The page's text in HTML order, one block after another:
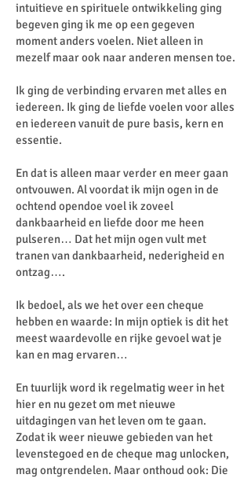
intuitieve en spirituele ontwikkeling ging
begeven ging ik me op een gegeven
moment anders voelen. Niet alleen in
mezelf maar ook naar anderen mensen toe.
Ik ging de verbinding ervaren met alles en
iedereen. Ik ging de liefde voelen voor alles
en iedereen vanuit de pure basis, kern en
essentie.
En dat is alleen maar verder en meer gaan
ontvouwen. Al voordat ik mijn ogen in de
ochtend opendoe voel ik zoveel
dankbaarheid en liefde door me heen
pulseren… Dat het mijn ogen vult met
tranen van dankbaarheid, nederigheid en
ontzag….
Ik bedoel, als we het over een cheque
hebben en waarde: In mijn optiek is dit het
meest waardevolle en rijke gevoel wat je
kan en mag ervaren…
En tuurlijk word ik regelmatig weer in het
hier en nu gezet om met nieuwe
uitdagingen van het leven om te gaan.
Zodat ik weer nieuwe gebieden van het
levenstegoed en de cheque mag unlocken,
mag ontgrendelen. Maar onthoud ook: Die